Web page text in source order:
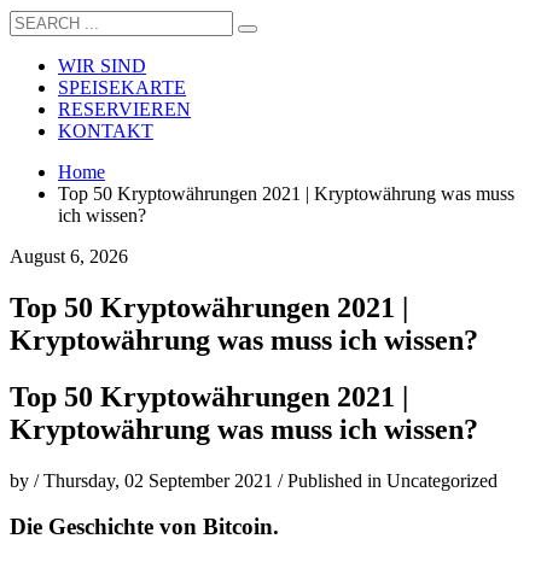
WIR SIND
SPEISEKARTE
RESERVIEREN
KONTAKT
Home
Top 50 Kryptowährungen 2021 | Kryptowährung was muss
ich wissen?
August 6, 2026
Top 50 Kryptowährungen 2021 |
Kryptowährung was muss ich wissen?
Top 50 Kryptowährungen 2021 |
Kryptowährung was muss ich wissen?
by /Thursday, 02 September 2021 /Published in Uncategorized
Die Geschichte von Bitcoin.